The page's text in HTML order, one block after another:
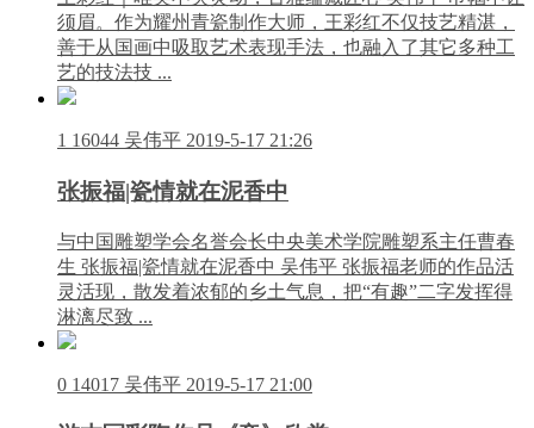
须眉。作为耀州青瓷制作大师，王彩红不仅技艺精湛，
善于从国画中吸取艺术表现手法，也融入了其它多种工
艺的技法技 ...
1 16044 吴伟平 2019-5-17 21:26
张振福|瓷情就在泥香中
与中国雕塑学会名誉会长中央美术学院雕塑系主任曹春
生 张振福|瓷情就在泥香中 吴伟平 张振福老师的作品活
灵活现，散发着浓郁的乡土气息，把“有趣”二字发挥得
淋漓尽致 ...
0 14017 吴伟平 2019-5-17 21:00